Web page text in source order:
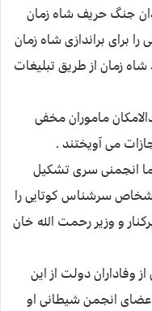
جنگ حریف شاه زمان
برای براندازی شاه زمان
زمان از طریق تبلیغات
ماموران مخفی
می آویختند .
انجمنی سری تشکیل
سرشناس کوتایی را
و وزیر رحمت الله خان
وفاداران دولت از این
انجمن شیطانی او